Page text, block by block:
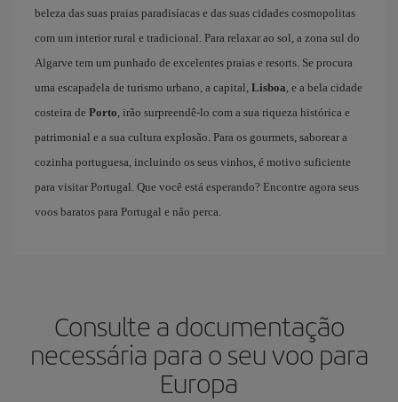
beleza das suas praias paradisíacas e das suas cidades cosmopolitas
com um interior rural e tradicional. Para relaxar ao sol, a zona sul do
Algarve tem um punhado de excelentes praias e resorts. Se procura
uma escapadela de turismo urbano, a capital, Lisboa , e a bela cidade
costeira de Porto , irão surpreendê-lo com a sua riqueza histórica e
patrimonial e a sua cultura explosão. Para os gourmets, saborear a
cozinha portuguesa, incluindo os seus vinhos, é motivo suficiente
para visitar Portugal. Que você está esperando? Encontre agora seus
voos baratos para Portugal e não perca.
Consulte a documentação
necessária para o seu voo para
Europa